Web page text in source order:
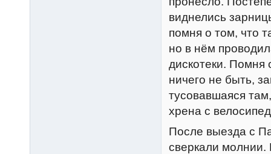
виднелись
помня о том, что
но в нём
дискотеки.
ничего не быть,
тусовавшаяся
хрена с
После выезда с
сверкали молнии.